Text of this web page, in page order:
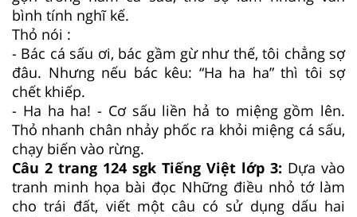
bình tính nghĩ kế.
Thỏ nói :
- Bác cá sấu ơi, bác gầm gừ như thế, tôi chẳng sợ
đâu. Nhưng nếu bác kêu: “Ha ha ha” thì tôi sợ
chết khiếp.
- Ha ha ha! - Cơ sấu liền hả to miệng gồm lên.
Thỏ nhanh chân nhảy phốc ra khỏi miệng cá sấu,
chạy biến vào rừng.
Câu 2 trang 124 sgk Tiếng Việt lớp 3: Dựa vào
tranh minh họa bài đọc Những điều nhỏ tớ làm
cho trái đất, viết một câu có sử dụng dấu hai